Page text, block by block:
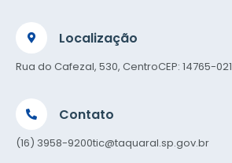
Localização
Rua do Cafezal, 530, CentroCEP: 14765-021
Contato
(16) 3958-9200tic@taquaral.sp.gov.br